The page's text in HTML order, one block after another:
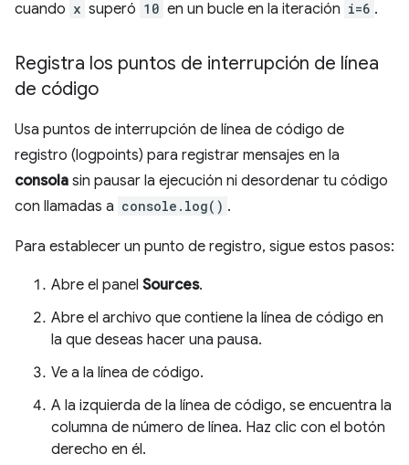
cuando x superó 10 en un bucle en la iteración i=6 .
Registra los puntos de interrupción de línea
de código
Usa puntos de interrupción de línea de código de
registro (logpoints) para registrar mensajes en la
consola sin pausar la ejecución ni desordenar tu código
con llamadas a console.log() .
Para establecer un punto de registro, sigue estos pasos:
Abre el panel Sources.
Abre el archivo que contiene la línea de código en
la que deseas hacer una pausa.
Ve a la línea de código.
A la izquierda de la línea de código, se encuentra la
columna de número de línea. Haz clic con el botón
derecho en él.